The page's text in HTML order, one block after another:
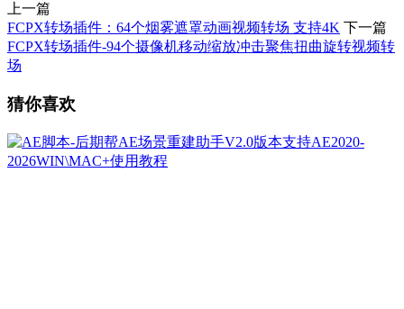
上一篇
FCPX转场插件：64个烟雾遮罩动画视频转场 支持4K 下一篇
FCPX转场插件-94个摄像机移动缩放冲击聚焦扭曲旋转视频转
场
猜你喜欢